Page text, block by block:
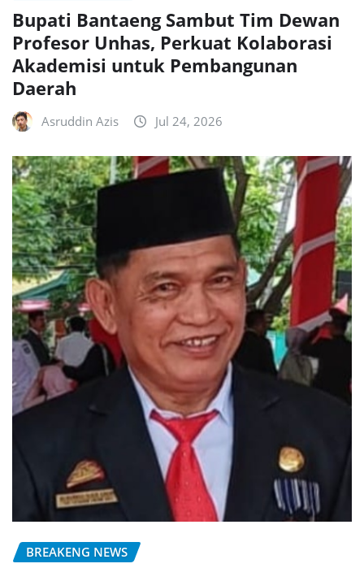
Bupati Bantaeng Sambut Tim Dewan
Profesor Unhas, Perkuat Kolaborasi
Akademisi untuk Pembangunan
Daerah
Asruddin Azis Jul 24, 2026
BREAKENG NEWS